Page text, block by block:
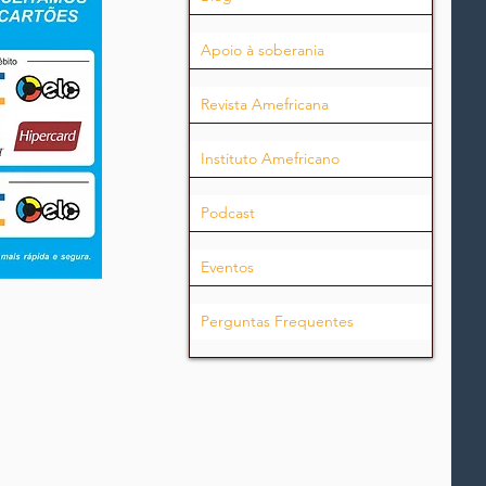
Apoio à soberania
Revista Amefricana
Instituto Amefricano
Podcast
Eventos
Perguntas Frequentes